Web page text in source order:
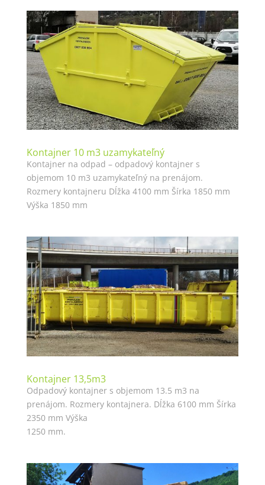
Kontajner 10 m3 uzamykateľný
Kontajner na odpad – odpadový kontajner s
objemom 10 m3 uzamykateľný na prenájom.
Rozmery kontajneru Dĺžka 4100 mm Šírka 1850 mm
Výška 1850 mm
Kontajner 13,5m3
Odpadový kontajner s objemom 13.5 m3 na
prenájom. Rozmery kontajnera. Dĺžka 6100 mm Šírka
2350 mm Výška
1250 mm.